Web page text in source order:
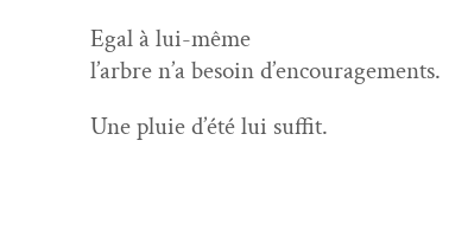
même
d’encouragements.
d’été lui suffit.